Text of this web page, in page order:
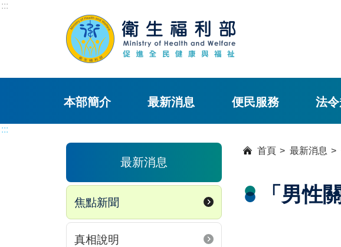
:::
本部簡介 最新消息 便民服務 法
:::
最新消息
焦點新聞
真相說明
首頁 最新消息
「男性